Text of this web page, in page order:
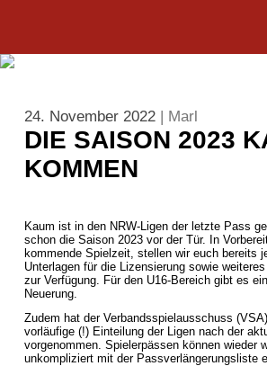
24. November 2022 | Marl
DIE SAISON 2023
KOMMEN
Kaum ist in den NRW-Ligen der letzte Pass
schon die Saison 2023 vor der Tür. In
kommende Spielzeit, stellen wir euch bereits
Unterlagen für die Lizensierung sowie
zur Verfügung. Für den U16-Bereich gibt es
Neuerung.
Zudem hat der Verbandsspielausschuss
vorläufige (!) Einteilung der Ligen nach der
vorgenommen. Spielerpässen können wieder
unkompliziert mit der Passverlängerungsliste